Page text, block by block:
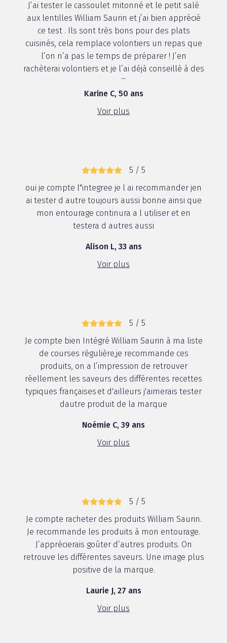
J’ai tester le cassoulet mitonné et le petit salé
aux lentilles William Saurin et j’ai bien apprécié
ce test . Ils sont très bons pour des plats
cuisinés, cela remplace volontiers un repas que
l’on n’a pas le temps de préparer ! J’en
rachèterai volontiers et je l’ai déjà conseillé à des
amis !!!
Karine C, 50 ans
Voir plus
5 / 5
oui je compte l"integree je l ai recommander jen
ai tester d autre toujours aussi bonne ainsi que
mon entourage continura a l utiliser et en
testera d autres aussi
Alison L, 33 ans
Voir plus
5 / 5
Je compte bien Intégré William Saurin à ma liste
de courses régulière,je recommande ces
produits, on a l’impression de retrouver
réellement les saveurs des différentes recettes
typiques françaises et d'ailleurs j'aimerais tester
dautre produit de la marque
Noémie C, 39 ans
Voir plus
5 / 5
Je compte racheter des produits William Saurin.
Je recommande les produits à mon entourage.
J’apprécierais goûter d’autres produits. On
retrouve les différentes saveurs. Une image plus
positive de la marque.
Laurie J, 27 ans
Voir plus